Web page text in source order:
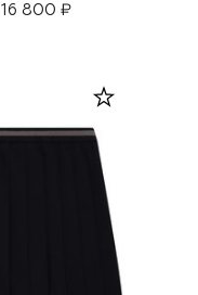
16 800 ₽